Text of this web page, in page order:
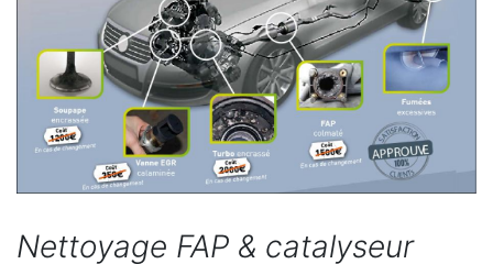
Nettoyage FAP & catalyseur